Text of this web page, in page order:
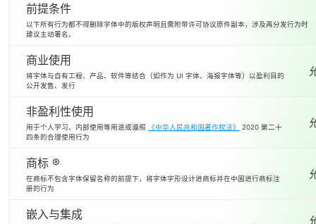
前提条件
以下所有行为都不得删除字体中的版权声明且需附带许可协议原件副本，涉及再分发行为时
建议主动署名。
商业使用
将字体与自有工程、产品、软件等结合（如作为 UI 字体、海报字体等）以盈利目的
公开发售、发行
非盈利性使用
用于个人学习、内部使用等用途或遵照 《中华人民共和国著作权法》
2020 第二十
四条的合理使用行为
商标 ®
在商标不包含字体保留名称的前提下，将字体字形设计进商标并在中国进行商标注
册的行为
嵌入与集成